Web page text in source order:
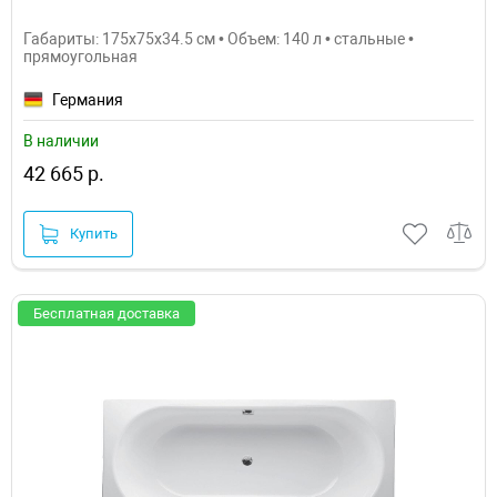
Габариты: 175x75x34.5 см • Объем: 140 л • стальные •
прямоугольная
Германия
В наличии
42 665 р.
Купить
Бесплатная доставка